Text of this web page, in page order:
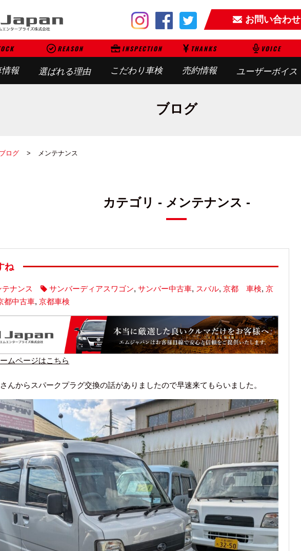
お問い合わせ
報
REASON
選ばれる理由
INSPECTION
こだわり車検
THANKS
売約情報
VOICE
ユーザーボイス
ブログ
ログ メンテナンス
カテゴリ - メンテナンス -
ね
テナンス サンバーディアスワゴン, サンバー中古車, スバル, 京都 車検, 京
都中古車, 京都車検
ムページはこちら
んからスパークプラグ交換の話がありましたので早速来てもらいました。